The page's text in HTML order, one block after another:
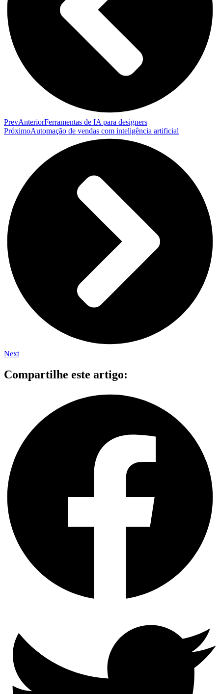
PrevAnteriorFerramentas de IA para designers
PróximoAutomação de vendas com inteligência artificial
Next
Compartilhe este artigo: